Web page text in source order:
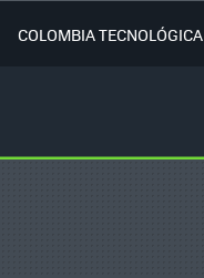
COLOMBIA TECNOLÓGICA